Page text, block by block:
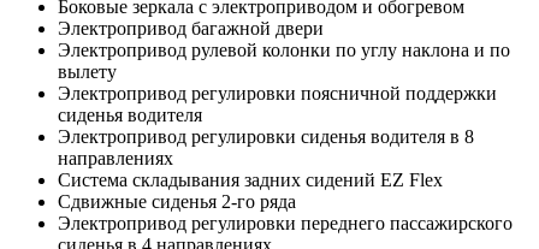
Боковые зеркала с электроприводом и обогревом
Электропривод багажной двери
Электропривод рулевой колонки по углу наклона и по
вылету
Электропривод регулировки поясничной поддержки
сиденья водителя
Электропривод регулировки сиденья водителя в 8
направлениях
Система складывания задних сидений EZ Flex
Сдвижные сиденья 2-го ряда
Электропривод регулировки переднего пассажирского